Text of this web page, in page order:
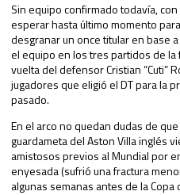
Sin equipo confirmado todavía,
esperar hasta último momento
desgranar un once titular en base
el equipo en los tres partidos de
vuelta del defensor Cristian “Cuti”
jugadores que eligió el DT para la
pasado.
En el arco no quedan dudas de
guardameta del Aston Villa inglés
amistosos previos al Mundial por
enyesada (sufrió una fractura
algunas semanas antes de la